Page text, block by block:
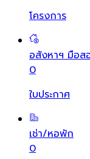
โครงการ
อสังหาฯ มือส
0
ใบประกาศ
เช่า/หอพัก
0